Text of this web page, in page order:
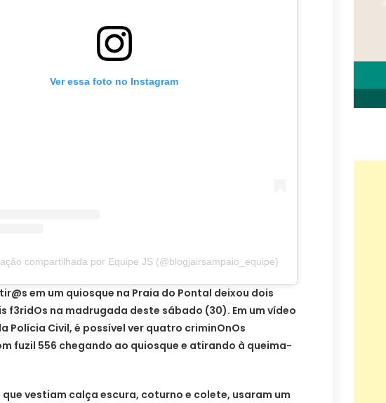
Ver essa foto no Instagram
compartilhada por Equipe JS (@blogjairsampaio_equipe)
em um quiosque na Praia do Pontal deixou dois
f3ridOs na madrugada deste sábado (30). Em um vídeo
Polícia Civil, é possível ver quatro criminOnOs
fuzil 556 chegando ao quiosque e atirando à queima-
que vestiam calça escura, coturno e colete, usaram um